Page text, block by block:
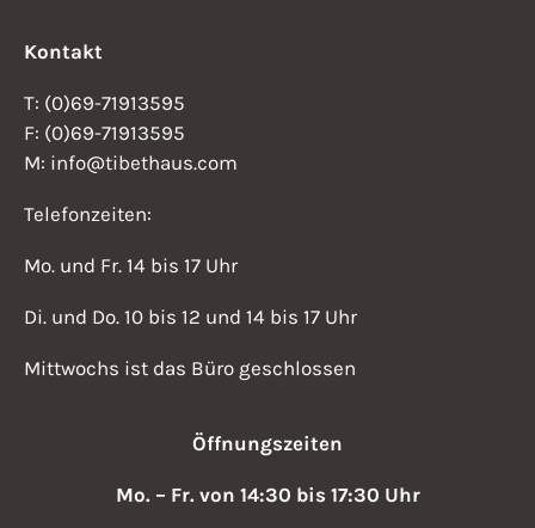
Kontakt
T: (0)69-71913595
F: (0)69-71913595
M: info@tibethaus.com
Telefonzeiten:
Mo. und Fr. 14 bis 17 Uhr
Di. und Do. 10 bis 12 und 14 bis 17 Uhr
Mittwochs ist das Büro geschlossen
Öffnungszeiten
Mo. – Fr. von 14:30 bis 17:30 Uhr